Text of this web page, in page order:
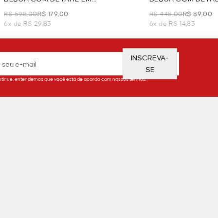
TRANSPARÊNCIA - BRANCO
R$ 598,00R$ 179,00
6x de R$ 29,83
- BRANCO
R$ 448,00R$ 89,00
6x de R$ 14,83
INSCREVA-
SE
entendemos que você está de acordo com nossos termos.